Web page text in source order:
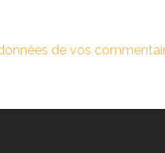
de vos